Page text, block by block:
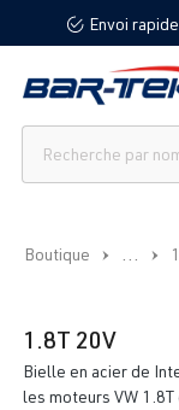
principalEnvoi rapide
Boutique ...
1.8T 20V
Bielle en acier de
les moteurs VW